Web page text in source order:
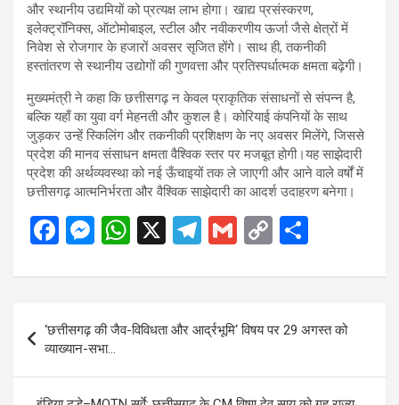
और स्थानीय उद्यमियों को प्रत्यक्ष लाभ होगा। खाद्य प्रसंस्करण,
इलेक्ट्रॉनिक्स, ऑटोमोबाइल, स्टील और नवीकरणीय ऊर्जा जैसे क्षेत्रों में
निवेश से रोजगार के हजारों अवसर सृजित होंगे। साथ ही, तकनीकी
हस्तांतरण से स्थानीय उद्योगों की गुणवत्ता और प्रतिस्पर्धात्मक क्षमता बढ़ेगी।
मुख्यमंत्री ने कहा कि छत्तीसगढ़ न केवल प्राकृतिक संसाधनों से संपन्न है,
बल्कि यहाँ का युवा वर्ग मेहनती और कुशल है। कोरियाई कंपनियों के साथ
जुड़कर उन्हें स्किलिंग और तकनीकी प्रशिक्षण के नए अवसर मिलेंगे, जिससे
प्रदेश की मानव संसाधन क्षमता वैश्विक स्तर पर मजबूत होगी।यह साझेदारी
प्रदेश की अर्थव्यवस्था को नई ऊँचाइयों तक ले जाएगी और आने वाले वर्षों में
छत्तीसगढ़ आत्मनिर्भरता और वैश्विक साझेदारी का आदर्श उदाहरण बनेगा।
F
ce
b
o
o
M
se
n
g
er
W
at
s
A
p
X
T
e
gr
a
m
G
ail
C
py
Li
n
k
ar
navigation
‘छत्तीसगढ़ की जैव-विविधता और आर्द्रभूमि‘ विषय पर 29 अगस्त को
व्याख्यान-सभा…